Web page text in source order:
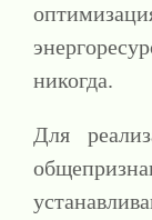
никогда.
Для